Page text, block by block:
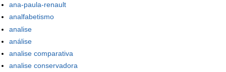
ana-paula-renault
analfabetismo
analise
análise
analise comparativa
analise conservadora